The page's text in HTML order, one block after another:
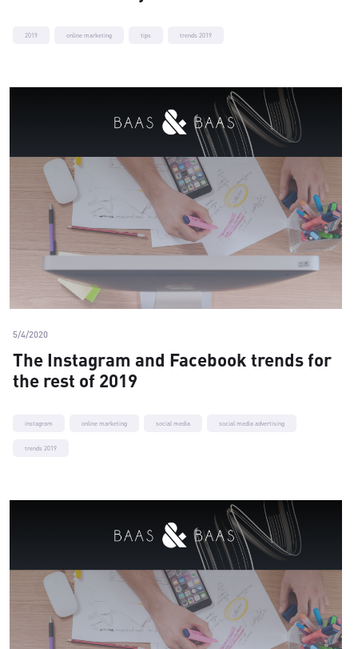
2019 online marketing tips trends 2019
instagram online marketing social media social media advertising
trends 2019
5/4/2020
The Instagram and Facebook trends for
the rest of 2019